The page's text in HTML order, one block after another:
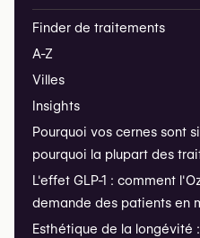
Finder de traitements
A-Z
Villes
Insights
Pourquoi vos cernes sont
pourquoi la plupart des
L'effet GLP-1 : comment
demande des patients en
Esthétique de la longévité